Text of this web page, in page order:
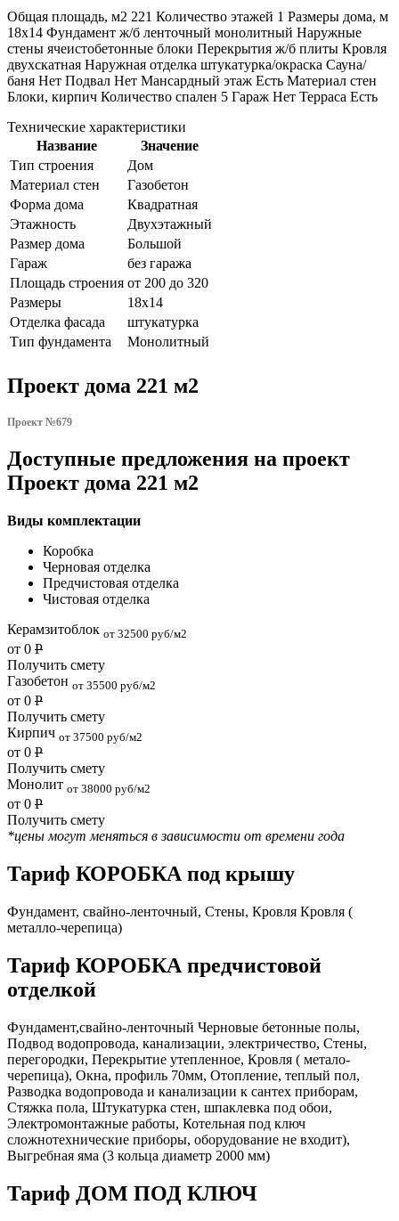
Общая площадь, м2 221 Количество этажей 1 Размеры дома, м
18х14 Фундамент ж/б ленточный монолитный Наружные
стены ячеистобетонные блоки Перекрытия ж/б плиты Кровля
двухскатная Наружная отделка штукатурка/окраска Сауна/
баня Нет Подвал Нет Мансардный этаж Есть Материал стен
Блоки, кирпич Количество спален 5 Гараж Нет Терраса Есть
Технические характеристики
Название
Значение
Тип строения
Дом
Материал стен
Газобетон
Форма дома
Квадратная
Этажность
Двухэтажный
Размер дома
Большой
Гараж
без гаража
Площадь строения от 200 до 320
Размеры
18х14
Отделка фасада
штукатурка
Тип фундамента
Монолитный
Проект дома 221 м2
Проект №679
Доступные предложения на проект
Проект дома 221 м2
Виды комплектации
Коробка
Черновая отделка
Предчистовая отделка
Чистовая отделка
Керамзитоблок от 32500 руб/м2
от 0 Р
Получить смету
Газобетон от 35500 руб/м2
от 0 Р
Получить смету
Кирпич от 37500 руб/м2
от 0 Р
Получить смету
Монолит от 38000 руб/м2
от 0 Р
Получить смету
*цены могут меняться в зависимости от времени года
Тариф КОРОБКА под крышу
Фундамент, свайно-ленточный, Стены, Кровля Кровля (
металло-черепица)
Тариф КОРОБКА предчистовой
отделкой
Фундамент,свайно-ленточный Черновые бетонные полы,
Подвод водопровода, канализации, электричество, Стены,
перегородки, Перекрытие утепленное, Кровля ( метало-
черепица), Окна, профиль 70мм, Отопление, теплый пол,
Разводка водопровода и канализации к сантех приборам,
Стяжка пола, Штукатурка стен, шпаклевка под обои,
Электромонтажные работы, Котельная под ключ
сложнотехнические приборы, оборудование не входит),
Выгребная яма (3 кольца диаметр 2000 мм)
Тариф ДОМ ПОД КЛЮЧ